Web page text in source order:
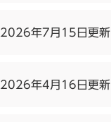
2026年7月15日更新
2026年4月16日更新